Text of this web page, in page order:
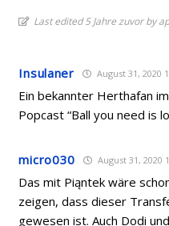
Last edited 5 Jahre zuvor by
Insulaner August 31, 2020
Ein bekannter Herthafan
Popcast “Ball you need is
micro030 August 31, 2020
Das mit Piąntek wäre
zeigen, dass dieser
gewesen ist. Auch Dodi